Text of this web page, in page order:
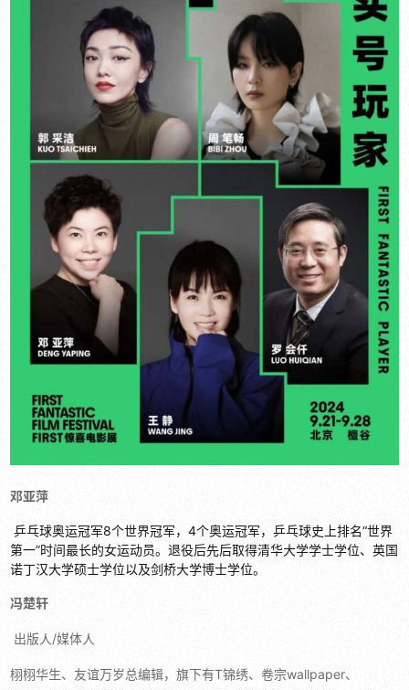
邓亚萍
乒乓球奥运冠军8个世界冠军，4个奥运冠军，乒乓球史上排名“世界
第一”时间最长的女运动员。退役后先后取得清华大学学士学位、英国
诺丁汉大学硕士学位以及剑桥大学博士学位。
冯楚轩
出版人/媒体人
栩栩华生、友谊万岁总编辑，旗下有T锦绣、卷宗wallpaper、